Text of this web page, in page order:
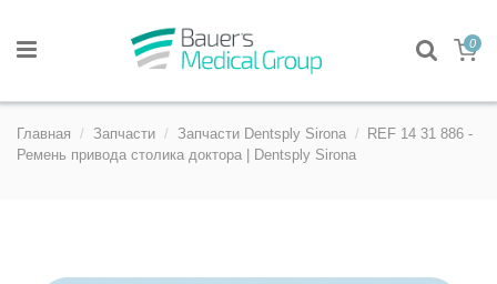
0
Главная Запчасти Запчасти Dentsply Sirona
REF 14 31 886 -
Ремень привода столика доктора | Dentsply Sirona